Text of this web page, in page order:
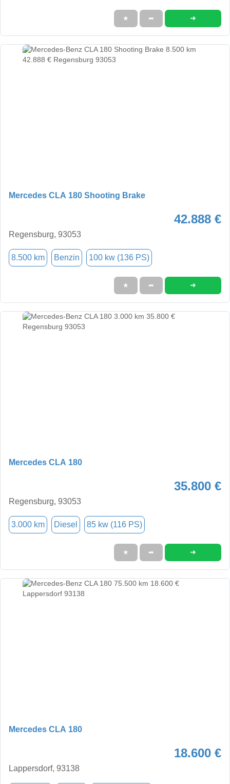
★ ➦ ➜
Mercedes CLA 180 Shooting Brake
42.888 €
Regensburg, 93053
8.500 km Benzin 100 kw (136 PS)
★ ➦ ➜
Mercedes CLA 180
35.800 €
Regensburg, 93053
3.000 km Diesel 85 kw (116 PS)
★ ➦ ➜
Mercedes CLA 180
18.600 €
Lappersdorf, 93138